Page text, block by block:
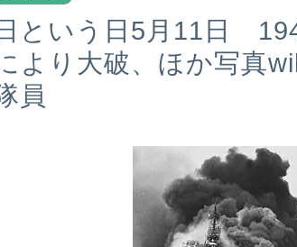
という日5月11日
より大破、ほか写真
員